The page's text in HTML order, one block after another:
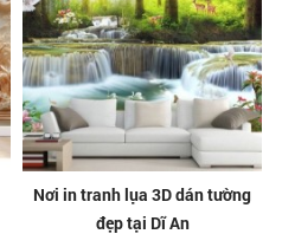
Nơi in tranh lụa 3D dán tường
đẹp tại Dĩ An